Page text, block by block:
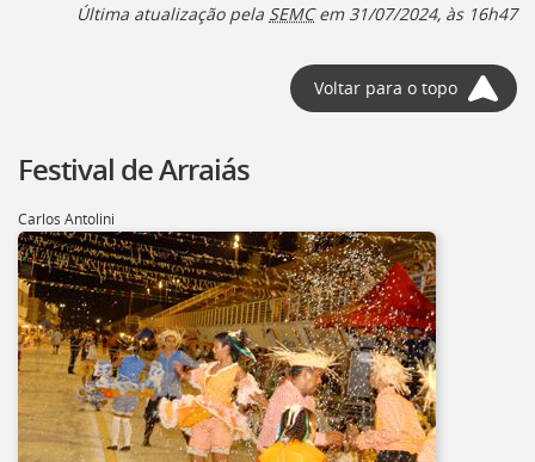
Última atualização pela SEMCem 31/07/2024, às 16h47
Voltar para o topo
Festival de Arraiás
Carlos Antolini